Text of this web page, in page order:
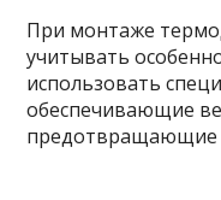
При монтаже
учитывать
использовать
обеспечивающие
предотвращающие